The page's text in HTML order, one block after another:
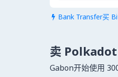
 Bank Transfer买
卖
Gabon开始使用